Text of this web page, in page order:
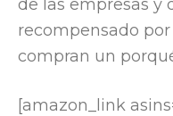
de las empresas y
recompensado
compran un
[amazon_link